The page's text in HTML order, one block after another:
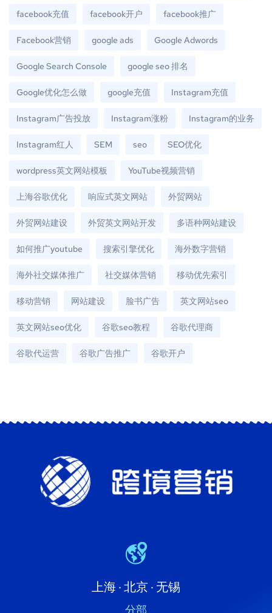
facebook充值 facebook开户 facebook推广
Facebook营销 google ads Google Adwords
Google Search Console google seo 排名
Google优化怎么做 google充值 Instagram充值
Instagram广告投放 Instagram涨粉 Instagram的业务
Instagram红人 SEM seo SEO优化
wordpress英文网站模板 YouTube视频营销
上海谷歌优化 响应式英文网站 外贸网站
外贸网站建设 外贸英文网站开发 多语种网站建设
如何推广youtube 搜索引擎优化 海外数字营销
海外社交媒体推广 社交媒体营销 移动优先索引
移动营销 网站建设 脸书广告 英文网站seo
英文网站seo优化 谷歌seo教程 谷歌代理商
谷歌代运营 谷歌广告推广 谷歌开户
上海 · 北京 · 无锡
分部